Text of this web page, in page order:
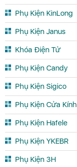
Phụ Kiện KinLong
Phụ Kiện Janus
Khóa Điện Tử
Phụ Kiện Candy
Phụ Kiện Sigico
Phụ Kiện Cửa Kính
Phụ Kiện Hafele
Phụ Kiện YKEBR
Phụ Kiện 3H